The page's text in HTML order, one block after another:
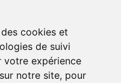
cookies et
de suivi
votre expérience
notre site, pour